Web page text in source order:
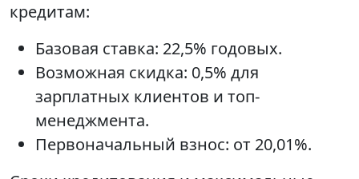
кредитам:
Базовая ставка: 22,5% годовых.
Возможная скидка: 0,5% для
зарплатных клиентов и топ-
менеджмента.
Первоначальный взнос: от 20,01%.